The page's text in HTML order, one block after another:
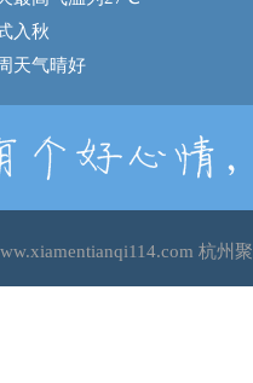
入秋
天气晴好
杭州